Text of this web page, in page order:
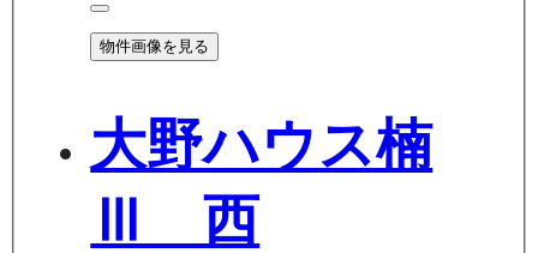
物件画像を見る
大野ハウス楠
Ⅲ 西